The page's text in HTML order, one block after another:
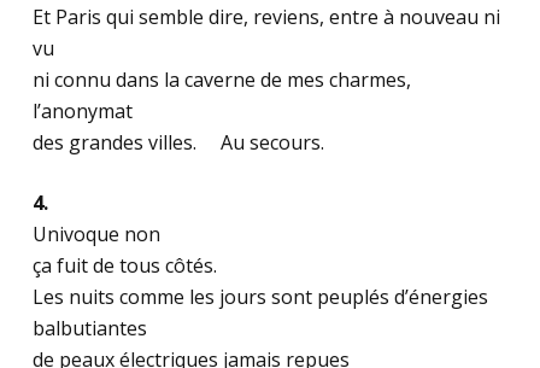
Et Paris qui semble dire, reviens, entre à nouveau ni
vu
ni connu dans la caverne de mes charmes,
l’anonymat
des grandes villes. Au secours.
4.
Univoque non
ça fuit de tous côtés.
Les nuits comme les jours sont peuplés d’énergies
balbutiantes
de peaux électriques jamais repues